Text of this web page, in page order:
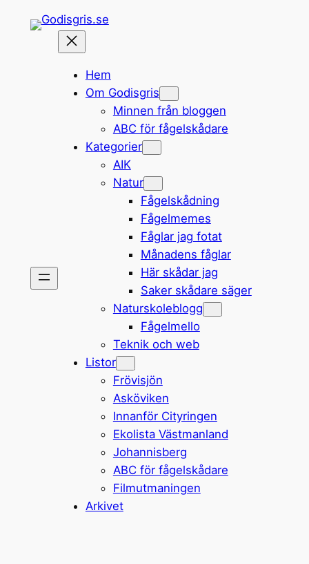
Hem
Om Godisgris
Minnen från bloggen
ABC för fågelskådare
Kategorier
AIK
Natur
Fågelskådning
Fågelmemes
Fåglar jag fotat
Månadens fåglar
Här skådar jag
Saker skådare säger
Naturskoleblogg
Fågelmello
Teknik och web
Listor
Frövisjön
Asköviken
Innanför Cityringen
Ekolista Västmanland
Johannisberg
ABC för fågelskådare
Filmutmaningen
Arkivet